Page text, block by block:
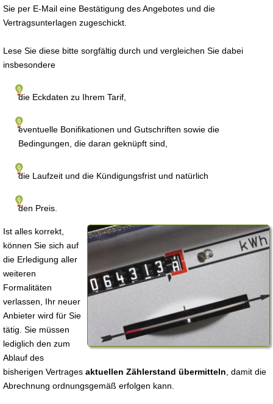
Sie per E-Mail eine Bestätigung des Angebotes und die
Vertragsunterlagen zugeschickt.
Lese Sie diese bitte sorgfältig durch und vergleichen Sie dabei
insbesondere
die Eckdaten zu Ihrem Tarif,
eventuelle Bonifikationen und Gutschriften sowie die
Bedingungen, die daran geknüpft sind,
die Laufzeit und die Kündigungsfrist und natürlich
den Preis.
Ist alles korrekt,
können Sie sich auf
die Erledigung aller
weiteren
Formalitäten
verlassen, Ihr neuer
Anbieter wird für Sie
tätig. Sie müssen
lediglich den zum
Ablauf des
bisherigen Vertrages aktuellen Zählerstand übermitteln , damit die
Abrechnung ordnungsgemäß erfolgen kann.